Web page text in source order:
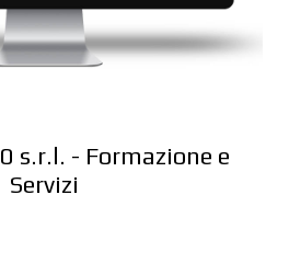
s.r.l. - Formazione e
Servizi